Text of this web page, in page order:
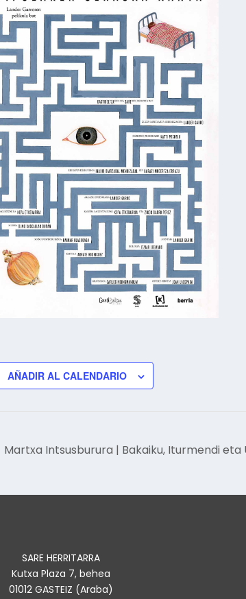
AÑADIR AL CALENDARIO
Martxa Intsusburura | Bakaiku, Iturmendi eta
SARE HERRITARRA
Kutxa Plaza 7, behea
01012 GASTEIZ (Araba)